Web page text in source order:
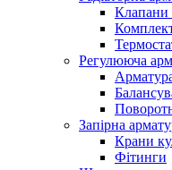
Клапани
Регулююча
Запірна
Крани
Фітинги